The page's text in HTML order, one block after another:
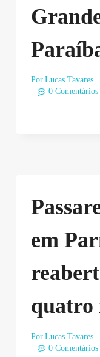
Por Lucas Tavares
0 Comentários
em
quatro
Por Lucas Tavares
0 Comentários